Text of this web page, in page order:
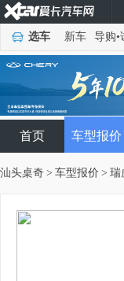
选车 新车 导购•
首页 车型报价
汕头桌奇 > 车型报价 > 瑞